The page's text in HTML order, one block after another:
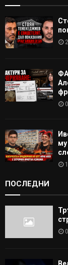
ПОСЛЕДНИ